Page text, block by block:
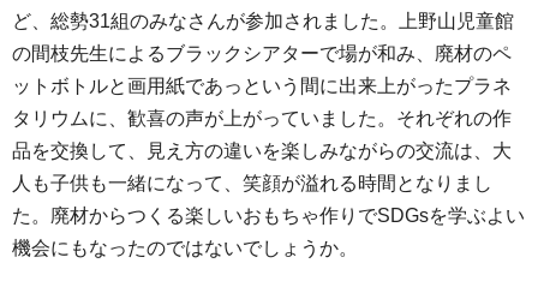
ど、総勢31組のみなさんが参加されました。上野山児童館
の間枝先生によるブラックシアターで場が和み、廃材のペ
ットボトルと画用紙であっという間に出来上がったプラネ
タリウムに、歓喜の声が上がっていました。それぞれの作
品を交換して、見え方の違いを楽しみながらの交流は、大
人も子供も一緒になって、笑顔が溢れる時間となりまし
た。廃材からつくる楽しいおもちゃ作りでSDGsを学ぶよい
機会にもなったのではないでしょうか。